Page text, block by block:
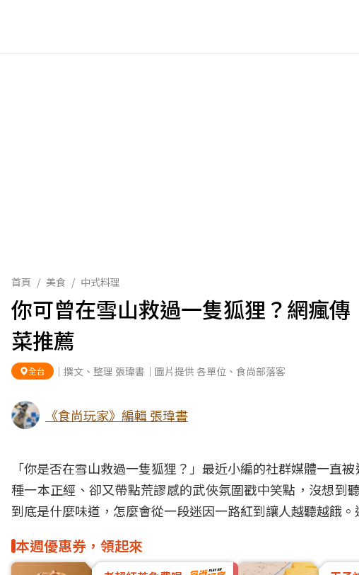
首頁 / 美食 / 中式料理
你可曾在雪山救過一隻狐狸？網瘋
菜推薦
全台 ｜撰文、整理 張瑋書｜圖片提供 各單位、食尚部落客
《食尚玩家》編輯 張瑋書
「你是否在雪山救過一隻狐狸？」最近小編的社群媒體一直
種一本正經、卻又帶點荒謬感的武俠氛圍戳中笑點，沒想到
到底是什麼味道，怎麼會從一段迷因一路紅到讓人越聽越餓
本週優惠券，領起來